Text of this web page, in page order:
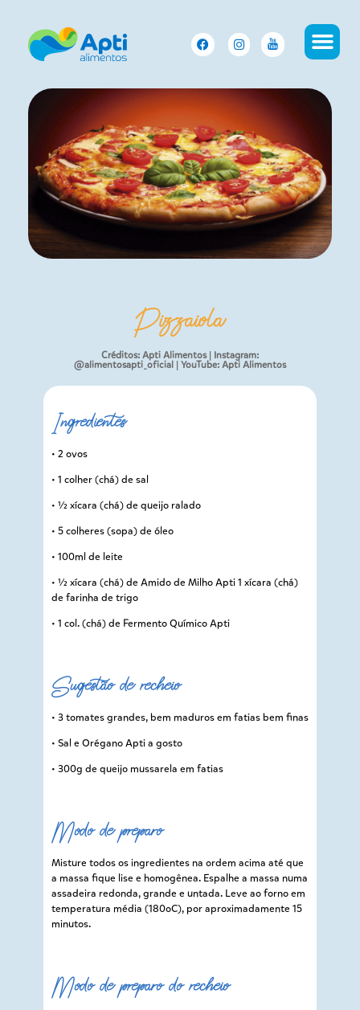
Pizzaiola
Créditos: Apti Alimentos | Instagram:
@alimentosapti_oficial | YouTube: Apti Alimentos
Ingredientes
• 2 ovos
• 1 colher (chá) de sal
• 1⁄2 xícara (chá) de queijo ralado
• 5 colheres (sopa) de óleo
• 100ml de leite
• 1⁄2 xícara (chá) de Amido de Milho Apti 1 xícara (chá)
de farinha de trigo
• 1 col. (chá) de Fermento Químico Apti
Sugestão de recheio
• 3 tomates grandes, bem maduros em fatias bem finas
• Sal e Orégano Apti a gosto
• 300g de queijo mussarela em fatias
Modo de preparo
Misture todos os ingredientes na ordem acima até que
a massa fique lise e homogênea. Espalhe a massa numa
assadeira redonda, grande e untada. Leve ao forno em
temperatura média (180oC), por aproximadamente 15
minutos.
Modo de preparo do recheio